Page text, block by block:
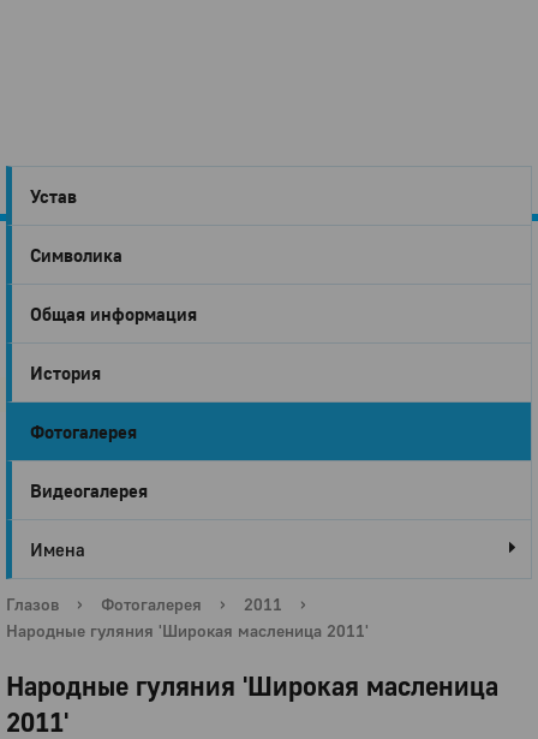
Город
Глазов
Устав
Символика
Общая информация
История
Фотогалерея
Видеогалерея
Имена
Глазов › Фотогалерея › 2011
›
Народные гуляния 'Широкая масленица 2011'
Народные гуляния 'Широкая масленица
2011'